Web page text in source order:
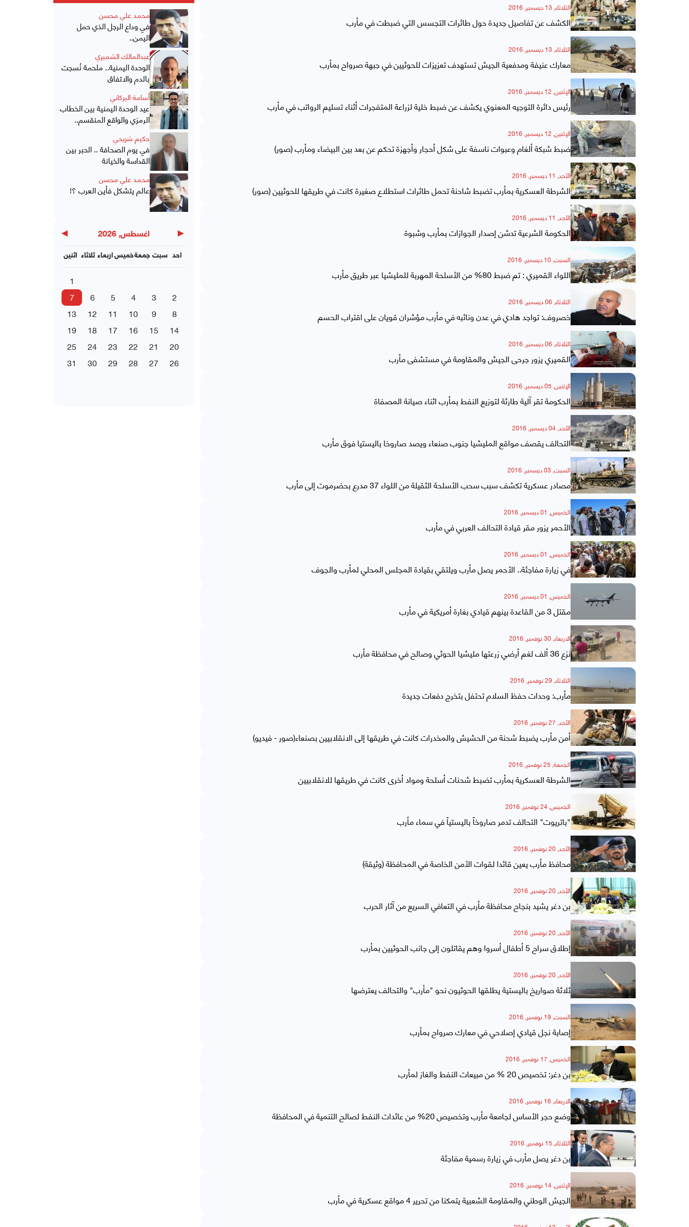
الثلاثاء, 13 ديسمبر, 2016
الكشف عن تفاصيل جديدة حول طائرات التجسس التي ضبطت في مأرب
الثلاثاء, 13 ديسمبر, 2016
معارك عنيفة ومدفعية الجيش تستهدف تعزيزات للحوثيين في جبهة صرواح بمأرب
الإثنين, 12 ديسمبر, 2016
رئيس دائرة التوجيه المعنوي يكشف عن ضبط خلية لزراعة المتفجرات أثناء تسليم الرواتب في مأرب
الإثنين, 12 ديسمبر, 2016
ضبط شبكة ألغام وعبوات ناسفة على شكل أحجار وأجهزة تحكم عن بعد بين البيضاء ومأرب (صور)
الأحد, 11 ديسمبر, 2016
الشرطة العسكرية بمأرب تضبط شاحنة تحمل طائرات استطلاع صغيرة كانت في طريقها للحوثيين (صور)
الأحد, 11 ديسمبر, 2016
الحكومة الشرعية تدشن إصدار الجوازات بمأرب وشبوة
السبت, 10 ديسمبر, 2016
اللواء القميري : تم ضبط 80% من الأسلحة المهربة للمليشيا عبر طريق مأرب
الثلاثاء, 06 ديسمبر, 2016
خصروف: تواجد هادي في عدن ونائبه في مأرب مؤشران قويان على اقتراب الحسم
الثلاثاء, 06 ديسمبر, 2016
القميري يزور جرحى الجيش والمقاومة في مستشفى مأرب
الإثنين, 05 ديسمبر, 2016
الحكومة تقر آلية طارئة لتوزيع النفط بمأرب اثناء صيانة المصفاة
الأحد, 04 ديسمبر, 2016
التحالف يقصف مواقع المليشيا جنوب صنعاء ويصد صاروخا باليستيا فوق مأرب
السبت, 03 ديسمبر, 2016
مصادر عسكرية تكشف سبب سحب الأسلحة الثقيلة من اللواء 37 مدرع بحضرموت إلى مأرب
الخميس, 01 ديسمبر, 2016
الأحمر يزور مقر قيادة التحالف العربي في مأرب
الخميس, 01 ديسمبر, 2016
في زيارة مفاجئة.. الأحمر يصل مأرب ويلتقي بقيادة المجلس المحلي لمأرب والجوف
الخميس, 01 ديسمبر, 2016
مقتل 3 من القاعدة بينهم قيادي بغارة أمريكية في مأرب
الاربعاء, 30 نوفمبر, 2016
نزع 36 ألف لغم أرضي زرعتها مليشيا الحوثي وصالح في محافظة مأرب
الثلاثاء, 29 نوفمبر, 2016
مأرب: وحدات حفظ السلام تحتفل بتخرج دفعات جديدة
الأحد, 27 نوفمبر, 2016
أمن مأرب يضبط شحنة من الحشيش والمخدرات كانت في طريقها إلى الانقلابيين بصنعاء(صور - فيديو)
الجمعة, 25 نوفمبر, 2016
الشرطة العسكرية بمأرب تضبط شحنات أسلحة ومواد أخرى كانت في طريقها للانقلابيين
الخميس, 24 نوفمبر, 2016
"باتريوت" التحالف تدمر صاروخاً باليستياً في سماء مأرب
الأحد, 20 نوفمبر, 2016
محافظ مأرب يعين قائدا لقوات الأمن الخاصة في المحافظة (وثيقة)
الأحد, 20 نوفمبر, 2016
بن دغر يشيد بنجاح محافظة مأرب في التعافي السريع من آثار الحرب
الأحد, 20 نوفمبر, 2016
إطلاق سراح 5 أطفال أسروا وهم يقاتلون إلى جانب الحوثيين بمأرب
الأحد, 20 نوفمبر, 2016
ثلاثة صواريخ باليستية يطلقها الحوثيون نحو "مأرب" والتحالف يعترضها
السبت, 19 نوفمبر, 2016
إصابة نجل قيادي إصلاحي في معارك صرواح بمأرب
الخميس, 17 نوفمبر, 2016
بن دغر: تخصيص 20 % من مبيعات النفط والغاز لمأرب
الاربعاء, 16 نوفمبر, 2016
وضع حجر الأساس لجامعة مأرب وتخصيص 20% من عائدات النفط لصالح التنمية في المحافظة
الثلاثاء, 15 نوفمبر, 2016
بن دغر يصل مأرب في زيارة رسمية مفاجئة
الإثنين, 14 نوفمبر, 2016
الجيش الوطني والمقاومة الشعبية يتمكنا من تحرير 4 مواقع عسكرية في مأرب
محمد علي محسن
في وداع الرجل الذي حمل
اليمن..
عبدالمالك الشميري
الوحدة اليمنية.. ملحمة نُسجت
بالدم والاتفاق
أسامة البركاني
عيد الوحدة اليمنية بين الخطاب
الرمزي والواقع المنقسم..
حكيم شريحي
في يوم الصحافة .. الحبر بين
القداسة والخيانة
محمد علي محسن
عالم يتشكل فأين العرب ؟!
◀ اغسطس, 2026 ▶
اثنين ثلاثاء اربعاءخميسجمعة سبت احد
1
2
3
4
5
6
7
8
9
10
11
12
13
14
15
16
17
18
19
20
21
22
23
24
25
26
27
28
29
30
31